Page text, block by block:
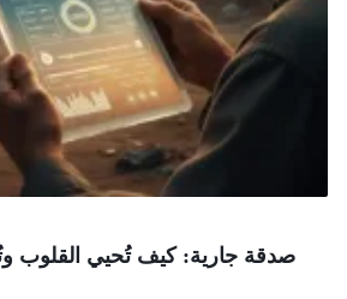
صدقة جارية: كيف تُحيي القلوب